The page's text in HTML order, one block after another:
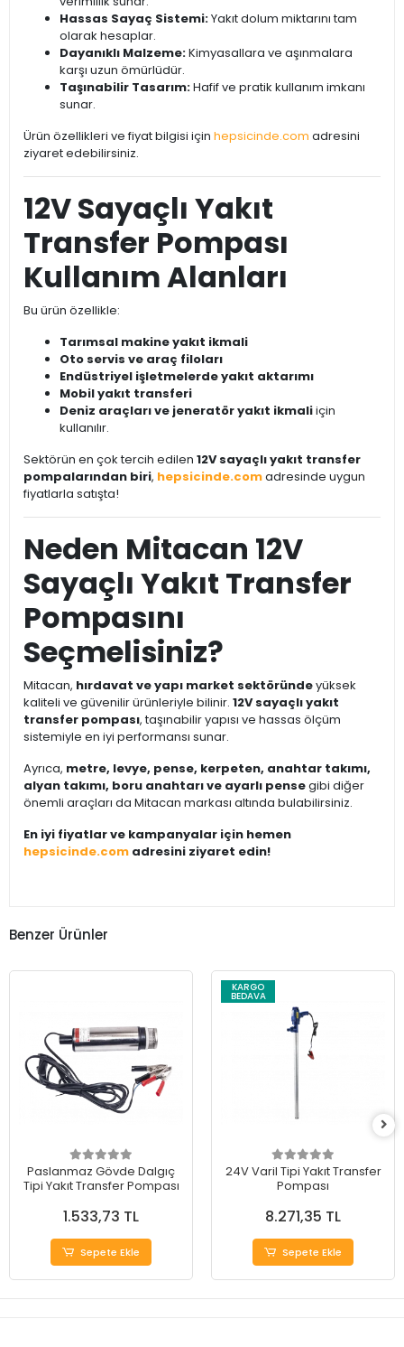
Hassas Sayaç Sistemi:Yakıt dolum miktarını tam
olarak hesaplar.
Dayanıklı Malzeme:Kimyasallara ve aşınmalara
karşı uzun ömürlüdür.
Taşınabilir Tasarım:Hafif ve pratik kullanım imkanı
sunar.
Ürün özellikleri ve fiyat bilgisi için hepsicinde.com adresini
ziyaret edebilirsiniz.
12V Sayaçlı Yakıt
Transfer Pompası
Kullanım Alanları
Bu ürün özellikle:
Tarımsal makine yakıt ikmali
Oto servis ve araç filoları
Endüstriyel işletmelerde yakıt aktarımı
Mobil yakıt transferi
Deniz araçları ve jeneratör yakıt ikmaliiçin
kullanılır.
Sektörün en çok tercih edilen 12V sayaçlı yakıt transfer
pompalarından biri, hepsicinde.comadresinde uygun
fiyatlarla satışta!
Neden Mitacan 12V
Sayaçlı Yakıt Transfer
Pompasını
Seçmelisiniz?
Mitacan, hırdavat ve yapı market sektöründeyüksek
kaliteli ve güvenilir ürünleriyle bilinir. 12V sayaçlı yakıt
transfer pompası, taşınabilir yapısı ve hassas ölçüm
sistemiyle en iyi performansı sunar.
Ayrıca, metre, levye, pense, kerpeten, anahtar takımı,
alyan takımı, boru anahtarı ve ayarlı pensegibi diğer
önemli araçları da Mitacan markası altında bulabilirsiniz.
En iyi fiyatlar ve kampanyalar için hemen
hepsicinde.com adresini ziyaret edin!
Benzer Ürünler
Paslanmaz Gövde Dalgıç
Tipi Yakıt Transfer Pompası
1.533,73 TL
Sepete Ekle
KARGO
BEDAVA
24V Varil Tipi Yakıt Transfer
Pompası
8.271,35 TL
Sepete Ekle